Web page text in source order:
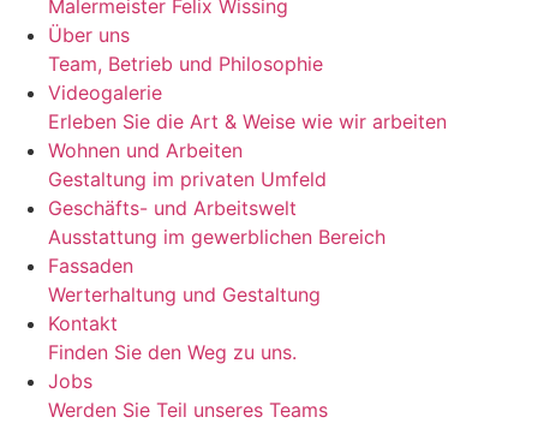
Malermeister Felix Wissing
Über uns
Team, Betrieb und Philosophie
Videogalerie
Erleben Sie die Art & Weise wie wir arbeiten
Wohnen und Arbeiten
Gestaltung im privaten Umfeld
Geschäfts- und Arbeitswelt
Ausstattung im gewerblichen Bereich
Fassaden
Werterhaltung und Gestaltung
Kontakt
Finden Sie den Weg zu uns.
Jobs
Werden Sie Teil unseres Teams